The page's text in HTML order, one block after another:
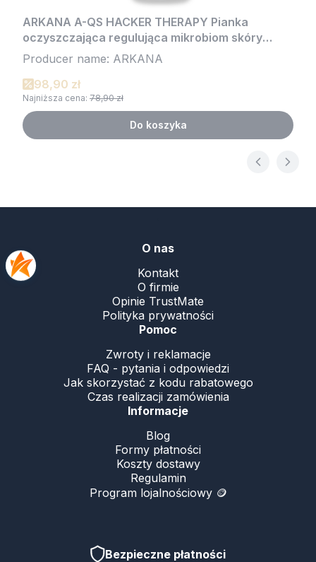
ARKANA A-QS HACKER THERAPY Pianka
oczyszczająca regulująca mikrobiom skóry
200ml
Producer name: ARKANA
98,90 zł
Najniższa cena: 78,90 zł
Do koszyka
O nas
Kontakt
O firmie
Opinie TrustMate
Polityka prywatności
Pomoc
Zwroty i reklamacje
FAQ - pytania i odpowiedzi
Jak skorzystać z kodu rabatowego
Czas realizacji zamówienia
Informacje
Blog
Formy płatności
Koszty dostawy
Regulamin
Program lojalnościowy 🪙
Bezpieczne płatności